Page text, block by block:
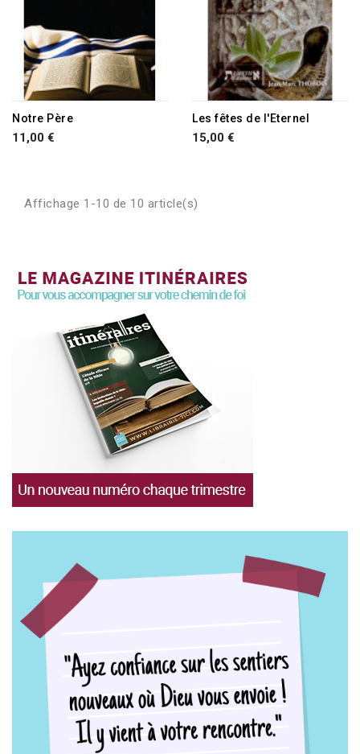
Notre Père
11,00 €
Les fêtes de l'Eternel
15,00 €
Affichage 1-10 de 10 article(s)